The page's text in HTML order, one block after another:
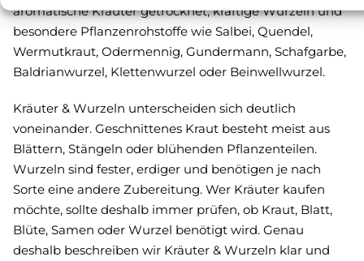
aromatische Kräuter getrocknet, kräftige Wurzeln und
besondere Pflanzenrohstoffe wie Salbei, Quendel,
Wermutkraut, Odermennig, Gundermann, Schafgarbe,
Baldrianwurzel, Klettenwurzel oder Beinwellwurzel.
Kräuter & Wurzeln unterscheiden sich deutlich
voneinander. Geschnittenes Kraut besteht meist aus
Blättern, Stängeln oder blühenden Pflanzenteilen.
Wurzeln sind fester, erdiger und benötigen je nach
Sorte eine andere Zubereitung. Wer Kräuter kaufen
möchte, sollte deshalb immer prüfen, ob Kraut, Blatt,
Blüte, Samen oder Wurzel benötigt wird. Genau
deshalb beschreiben wir Kräuter & Wurzeln klar und